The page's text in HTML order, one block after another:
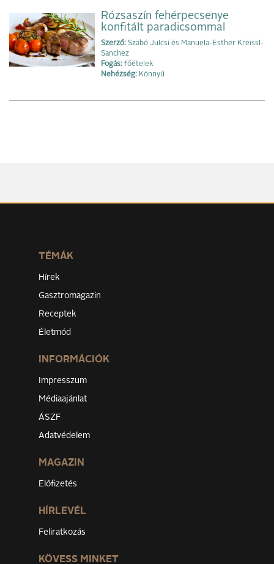
Rózsaszín fehérpecsenye
konfitált paradicsommal
Szerző: Szabó Julcsi és Manuela-Esther Kreissl-
Sanchez
Fogás: főételek
Nehézség: Könnyű
TÉMÁK
Hírek
Gasztromagazin
Receptek
Életmód
INFORMÁCIÓK
Impresszum
Médiaajánlat
ÁSZF
Adatvédelem
MAGAZIN
Előfizetés
HÍRLEVÉL
Feliratkozás
KÖVESS MINKET